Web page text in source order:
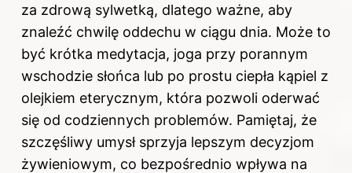
za zdrową sylwetką, dlatego ważne, aby
znaleźć chwilę oddechu w ciągu dnia. Może to
być krótka medytacja, joga przy porannym
wschodzie słońca lub po prostu ciepła kąpiel z
olejkiem eterycznym, która pozwoli oderwać
się od codziennych problemów. Pamiętaj, że
szczęśliwy umysł sprzyja lepszym decyzjom
żywieniowym, co bezpośrednio wpływa na